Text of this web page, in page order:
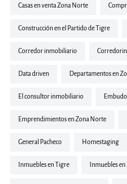
Casas en venta Zona Norte
Construcción en el Partido de Tigre
corredor inmobiliario
Data driven departamentos en
El consultor inmobiliario
Emprendimientos en Zona Norte
General Pacheco Homestaging
inmuebles en Tigre inmuebles